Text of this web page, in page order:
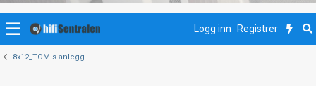
Logg inn Registrer
8x12_TOM's anlegg